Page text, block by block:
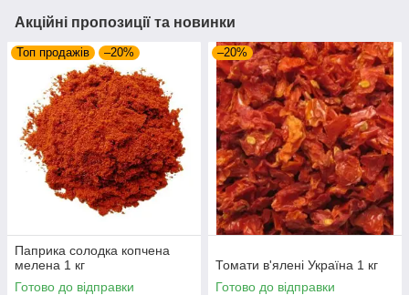
Акційні пропозиції та новинки
Топ продажів –20%
Паприка солодка копчена
мелена 1 кг
Готово до відправки
–20%
Томати в'ялені Україна 1 кг
Готово до відправки